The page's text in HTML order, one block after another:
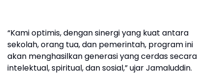
‎“Kami optimis, dengan sinergi yang kuat antara
sekolah, orang tua, dan pemerintah, program ini
akan menghasilkan generasi yang cerdas secara
intelektual, spiritual, dan sosial,” ujar Jamaluddin.